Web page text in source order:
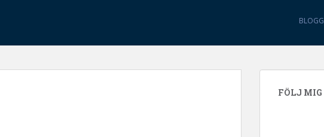
BLOGG
FÖLJ MIG